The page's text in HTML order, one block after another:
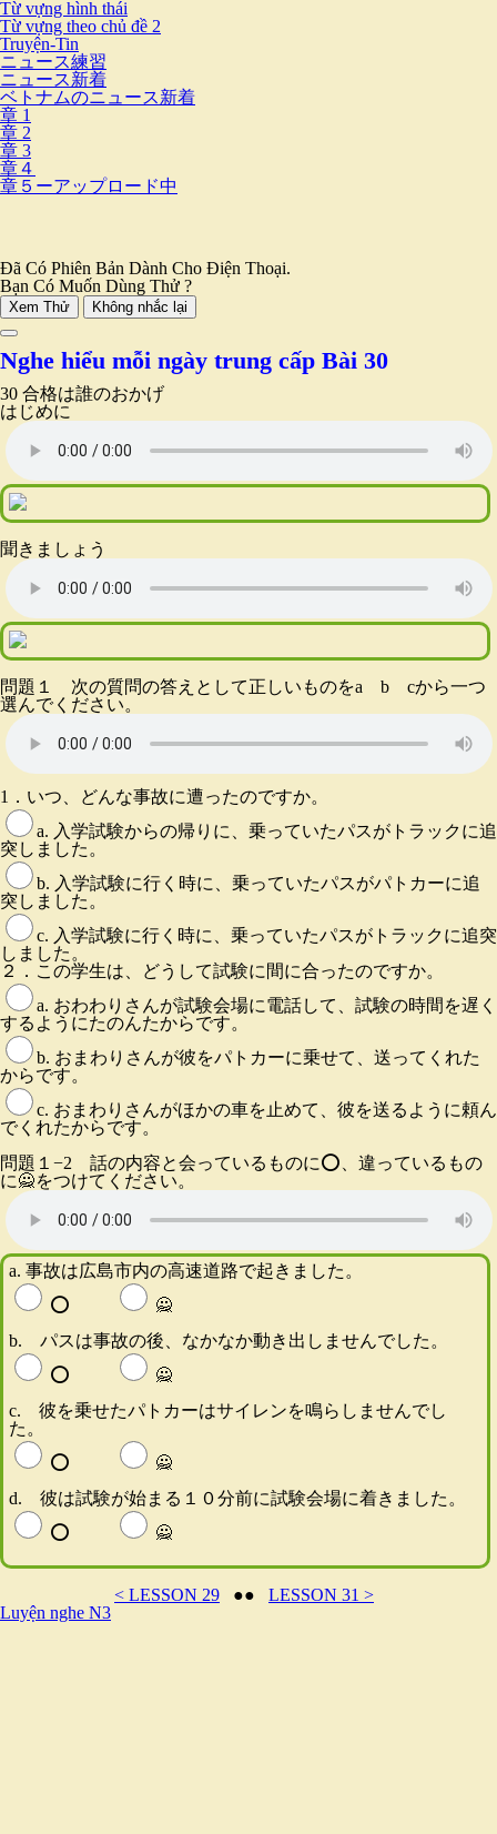
Từ vựng hình thái
Từ vựng theo chủ đề 2
Truyện-Tin
ニュース練習
ニュース新着
ベトナムのニュース新着
章 1
章 2
章 3
章４
章５ーアップロード中
Đã Có Phiên Bản Dành Cho Điện Thoại.
Bạn Có Muốn Dùng Thử ?
Xem Thử Không nhắc lại
Nghe hiểu mỗi ngày trung cấp Bài 30
30 合格は誰のおかげ
はじめに
聞きましょう
問題１ 次の質問の答えとして正しいものをa b cから一つ
選んでください。
1．いつ、どんな事故に遭ったのですか。
a. 入学試験からの帰りに、乗っていたパスがトラックに追
突しました。
b. 入学試験に行く時に、乗っていたパスがパトカーに追
突しました。
c. 入学試験に行く時に、乗っていたパスがトラックに追突
しました。
２．この学生は、どうして試験に間に合ったのですか。
a. おわわりさんが試験会場に電話して、試験の時間を遅く
するようにたのんたからです。
b. おまわりさんが彼をパトカーに乗せて、送ってくれた
からです。
c. おまわりさんがほかの車を止めて、彼を送るように頼ん
でくれたからです。
問題１−2 話の内容と会っているものに⭕️、違っているもの
に🙅をつけてください。
a. 事故は広島市内の高速道路で起きました。
⭕️
🙅
b. パスは事故の後、なかなか動き出しませんでした。
⭕️
🙅
c. 彼を乗せたパトカーはサイレンを鳴らしませんでし
た。
⭕️
🙅
d. 彼は試験が始まる１０分前に試験会場に着きました。
⭕️
🙅
< LESSON 29 ●● LESSON 31 >
Luyện nghe N3